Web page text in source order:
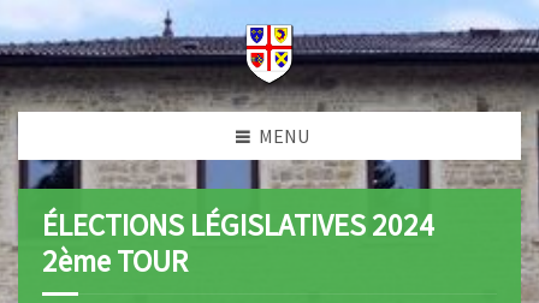
MENU
ÉLECTIONS LÉGISLATIVES 2024
2ème TOUR